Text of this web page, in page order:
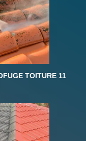
TOITURE 11